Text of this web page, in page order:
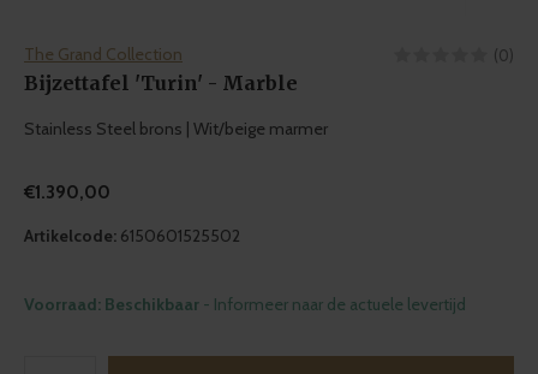
The Grand Collection (0)
Bijzettafel 'Turin' - Marble
Stainless Steel brons | Wit/beige marmer
€1.390,00
Artikelcode: 6150601525502
Voorraad: Beschikbaar - Informeer naar de actuele levertijd